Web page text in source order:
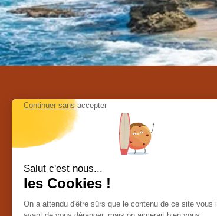
Contactez-nous au Costa Rica
Calle la caraña – Piedades de Santa
Ana
agence@costarica-decouverte.com